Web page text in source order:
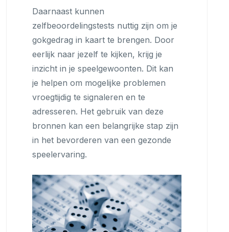
Daarnaast kunnen
zelfbeoordelingstests nuttig zijn om je
gokgedrag in kaart te brengen. Door
eerlijk naar jezelf te kijken, krijg je
inzicht in je speelgewoonten. Dit kan
je helpen om mogelijke problemen
vroegtijdig te signaleren en te
adresseren. Het gebruik van deze
bronnen kan een belangrijke stap zijn
in het bevorderen van een gezonde
speelervaring.